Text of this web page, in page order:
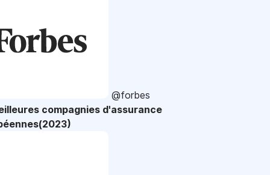
@forbes
compagnies d'assurance